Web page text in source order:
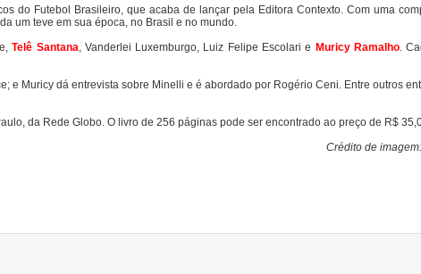
do Futebol Brasileiro, que acaba de lançar pela Editora Contexto. Com uma
um teve em sua época, no Brasil e no mundo.
Telê Santana, Vanderlei Luxemburgo, Luiz Felipe Escolari e Muricy Ramalho.
e Muricy dá entrevista sobre Minelli e é abordado por Rogério Ceni. Entre outros
da Rede Globo. O livro de 256 páginas pode ser encontrado ao preço de R$
Crédito de